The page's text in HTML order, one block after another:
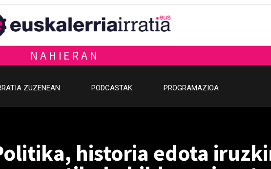
NAHIERAN
ZUZENEAN PODCASTAK PROGRAMAZIOA
historia edota